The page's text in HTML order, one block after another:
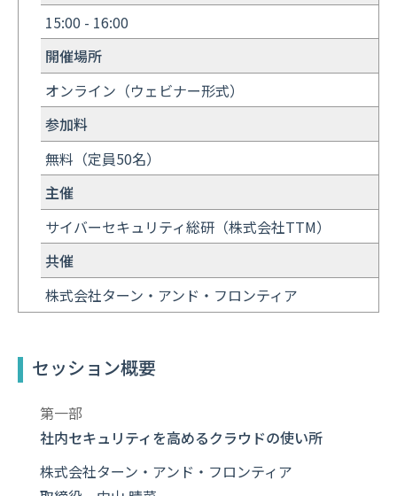
15:00 - 16:00
開催場所
オンライン（ウェビナー形式）
参加料
無料（定員50名）
主催
サイバーセキュリティ総研（株式会社TTM）
共催
株式会社ターン・アンド・フロンティア
セッション概要
第一部
社内セキュリティを高めるクラウドの使い所
株式会社ターン・アンド・フロンティア